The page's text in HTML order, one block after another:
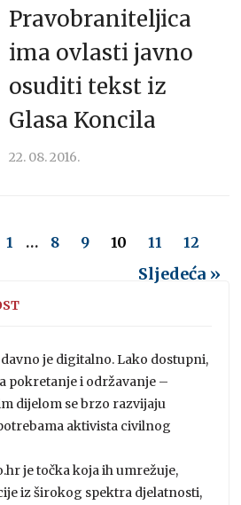
Pravobraniteljica
ima ovlasti javno
osuditi tekst iz
Glasa Koncila
22. 08. 2016.
1 … 8 9 10 11 12
Sljedeća »
je digitalno. Lako dostupni,
pokretanje i održavanje –
dijelom se brzo razvijaju
aktivista civilnog
je točka koja ih umrežuje,
iz širokog spektra djelatnosti,